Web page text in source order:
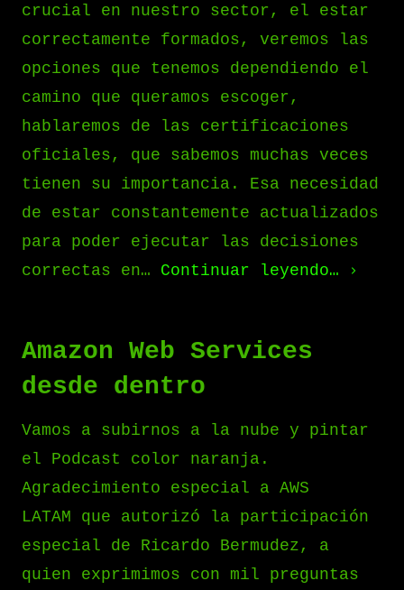
crucial en nuestro sector, el estar
correctamente formados, veremos las
opciones que tenemos dependiendo el
camino que queramos escoger,
hablaremos de las certificaciones
oficiales, que sabemos muchas veces
tienen su importancia. Esa necesidad
de estar constantemente actualizados
para poder ejecutar las decisiones
correctas en…
Continuar leyendo…
Amazon Web Services
desde dentro
Vamos a subirnos a la nube y pintar
el Podcast color naranja.
Agradecimiento especial a AWS
LATAM que autorizó la participación
especial de Ricardo Bermudez, a
quien exprimimos con mil preguntas